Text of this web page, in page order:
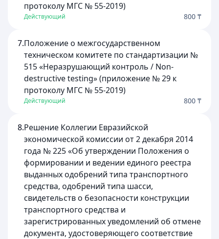
протоколу МГС № 55-2019)
Действующий 800 ₸
7.Положение о межгосударственном
техническом комитете по стандартизации №
515 «Неразрушающий контроль / Non-
destructive testing» (приложение № 29 к
протоколу МГС № 55-2019)
Действующий 800 ₸
8.Решение Коллегии Евразийской
экономической комиссии от 2 декабря 2014
года № 225 «Об утверждении Положения о
формировании и ведении единого реестра
выданных одобрений типа транспортного
средства, одобрений типа шасси,
свидетельств о безопасности конструкции
транспортного средства и
зарегистрированных уведомлений об отмене
документа, удостоверяющего соответствие